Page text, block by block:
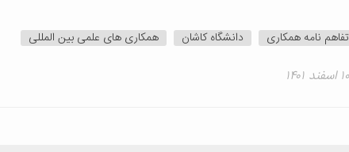
تفاهم نامه همکاری دانشگاه کاشان همکاری های علمی بین المللی